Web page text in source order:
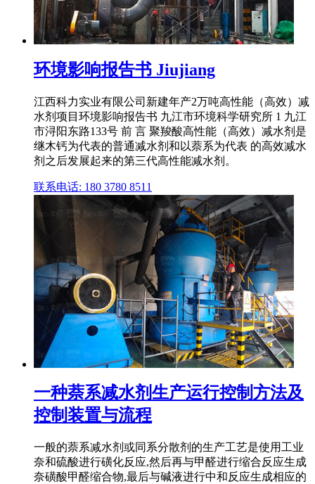
环境影响报告书 Jiujiang
江西科力实业有限公司新建年产2万吨高性能（高效）减
水剂项目环境影响报告书 九江市环境科学研究所 1 九江
市浔阳东路133号 前 言 聚羧酸高性能（高效）减水剂是
继木钙为代表的普通减水剂和以萘系为代表 的高效减水
剂之后发展起来的第三代高性能减水剂。
联系电话: 180 3780 8511
一种萘系减水剂生产运行控制方法及
控制装置与流程
一般的萘系减水剂或同系分散剂的生产工艺是使用工业
奈和硫酸进行磺化反应,然后再与甲醛进行缩合反应生成
奈磺酸甲醛缩合物,最后与碱液进行中和反应生成相应的